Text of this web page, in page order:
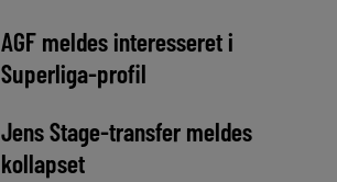
AGF meldes interesseret i
Superliga-profil
Jens Stage-transfer meldes
kollapset